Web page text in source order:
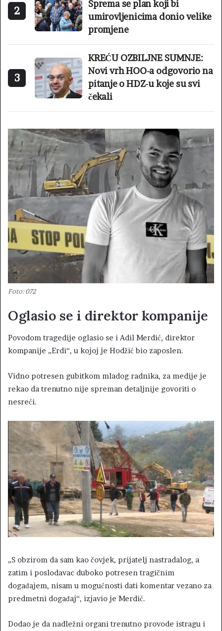
2
Sprema se plan koji bi
umirovljenicima donio velike
promjene
3
KREĆU OZBILJNE SUMNJE:
Novi vrh HOO-a odgovorio na
pitanje o HDZ-u koje su svi
čekali
Foto: 072
Oglasio se i direktor kompanije
Povodom tragedije oglasio se i Adil Merdić, direktor
kompanije „Erdi“, u kojoj je Hodžić bio zaposlen.
Vidno potresen gubitkom mladog radnika, za medije je
rekao da trenutno nije spreman detaljnije govoriti o
nesreći.
„S obzirom da sam kao čovjek, prijatelj nastradalog, a
zatim i poslodavac duboko potresen tragičnim
događajem, nisam u mogućnosti dati komentar vezano za
predmetni događaj“, izjavio je Merdić.
Dodao je da nadležni organi trenutno provode istragu i